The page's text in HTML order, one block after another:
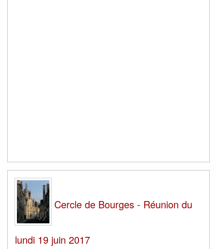
Cercle de Bourges - Réunion du
lundi 19 juin 2017